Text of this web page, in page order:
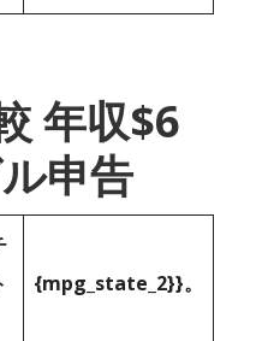
年収$6
申告
{mpg_state_2}}。